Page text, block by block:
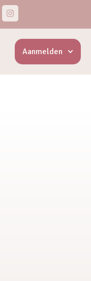
Aanmelden